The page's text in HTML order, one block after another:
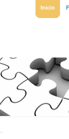
Inicio